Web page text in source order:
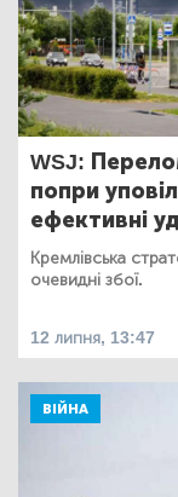
WSJ:
попри
ефективні
Кремлівська
очевидні збої.
12 липня, 13:47
ВІЙНА